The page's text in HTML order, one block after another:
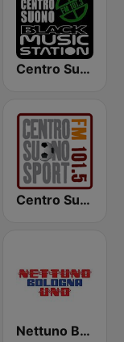
Centro Suono
Centro Suono Sport
Nettuno Bologna Uno